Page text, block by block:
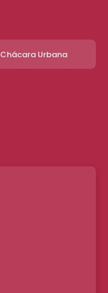
Chácara Urbana